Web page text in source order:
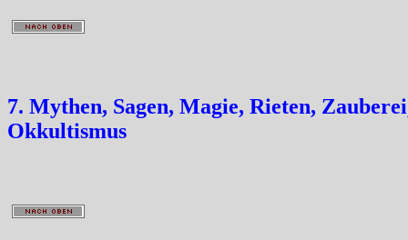
7. Mythen, Sagen, Magie, Rieten,
Okkultismus